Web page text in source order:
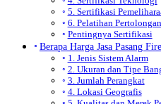
5. Sertifikasi
6. Pelatihan
Pentingnya Sertifikasi
Berapa Harga Jasa Pasang
1. Jenis Sistem Alarm
2. Ukuran dan Tipe
3. Jumlah Perangkat
4. Lokasi Geografis